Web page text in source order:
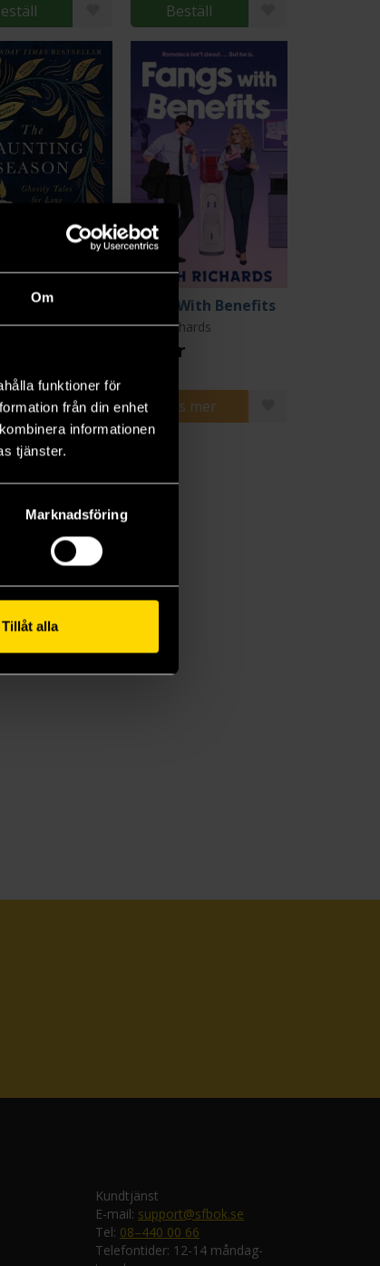
Om
funktioner för
från din enhet
informationen
tjänster.
Marknadsföring
Tillåt alla
Beställ
Season Fangs With Benefits
Kath Richards
175 kr
Läs mer
Kundtjänst
E-mail: support@sfbok.se
Tel: 08–440 00 66
Telefontider: 12-14 måndag-